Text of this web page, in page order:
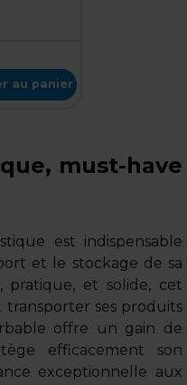
au panier
must-have
est indispensable
et le stockage de sa
pratique, et solide, cet
ses produits
offre un gain de
efficacement son
exceptionnelle aux